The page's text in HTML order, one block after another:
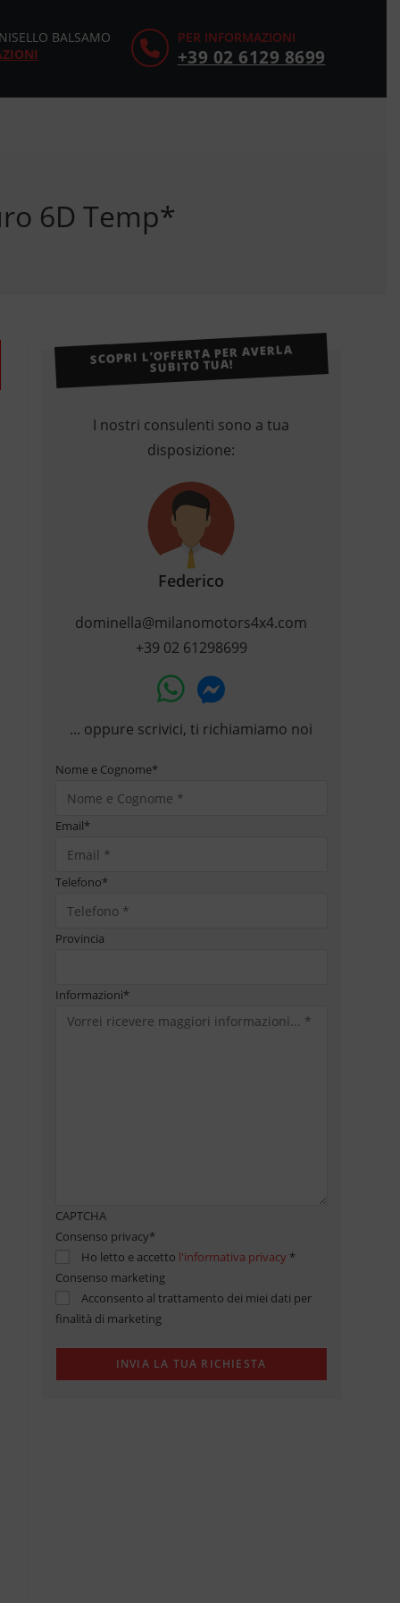
PER INFORMAZIONI
+39 02 6129 8699
BALSAMO
6D Temp*
SCOPRI L’OFFERTA PER AVERLA
SUBITO TUA!
I nostri consulenti sono a tua
disposizione:
Federico
dominella@milanomotors4x4.com
+39 02 61298699
... oppure scrivici, ti richiamiamo noi
Nome e Cognome*
Email*
Telefono*
Provincia
Informazioni*
CAPTCHA
Consenso privacy*
Ho letto e accetto l'informativa privacy *
Consenso marketing
Acconsento al trattamento dei miei dati per
finalità di marketing